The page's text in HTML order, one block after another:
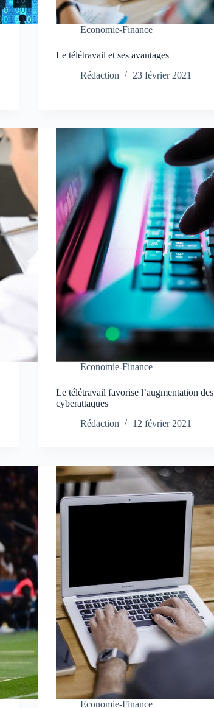
Economie-Finance
Le télétravail et ses avantages
Rédaction
23 février 2021
Economie-Finance
Le télétravail favorise l’augmentation des
cyberattaques
Rédaction
12 février 2021
Economie-Finance